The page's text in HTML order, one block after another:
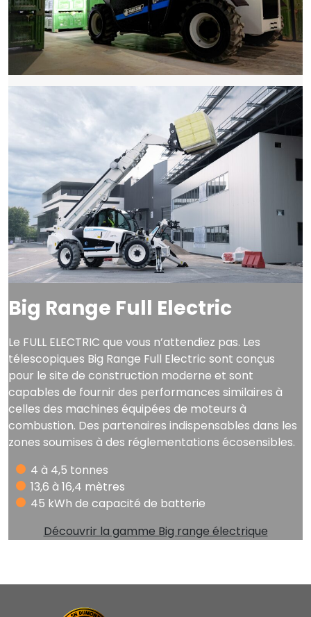
Big Range Full Electric
Le FULL ELECTRIC que vous n’attendiez pas. Les
télescopiques Big Range Full Electric sont conçus
pour le site de construction moderne et sont
capables de fournir des performances similaires à
celles des machines équipées de moteurs à
combustion. Des partenaires indispensables dans les
zones soumises à des réglementations écosensibles.
4 à 4,5 tonnes
13,6 à 16,4 mètres
45 kWh de capacité de batterie
Découvrir la gamme Big range électrique